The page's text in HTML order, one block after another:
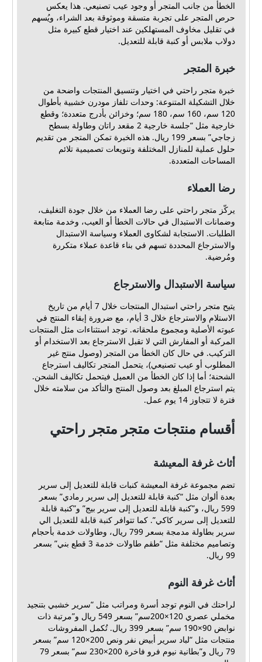
الخطأ من جانب المتجر أو وجود عيب تصنيعي. هذا يعكس
حرص المتجر على تجربة متسقة وموثوقة بعد الشراء، ويُسهم
في تقليل مخاوف المستهلكين عند اختيار قطع كبيرة مثل
دولاب ملابس أو كنبة قابلة للتعديل.
خبرة المتجر
خبرة متجر راحتي في اختيار وتنسيق المنتجات واضحة من
خلال التشكيلة المتنوعة: وحدات تلفاز مودرن خشبية بأطوال
120 سم، 160 سم، 180 سم؛ وخزائن بأدرج متعددة؛ وقطع
خارجية مثل “جلسة خارجية 2 مقعد راتان وطاولة بسطح
زجاجي” بسعر 199 ريال. هذه الخبرة تمكن المتجر من تقديم
حلول عملية للمنازل المختلفة وتنويعات تصميمية تلائم
المساحات المتعددة.
رضا العملاء
يركّز متجر راحتي على رضا العملاء من خلال جودة التغليف،
وضمانات الاستبدال في حالات الخطأ أو العيب، وخدمة متابعة
الطلبات. الاستجابة لشكاوى العملاء وسياسة الاستبدال
والاسترجاع المحددة تسهم في بناء قاعدة عملاء متكررة
ومُرضية.
سياسة الاستبدال والاسترجاع
يتيح متجر راحتي استبدال المنتجات خلال 7 أيام من تاريخ
الاستلام والاسترجاع خلال 3 أيام، مع ضرورة إبقاء المنتج في
عبوته الأصلية ومجموع ملحقاته. توجد استثناءات مثل المنتجات
المركبة أو المفارش التي لا تقبل الاسترجاع بعد الاستخدام أو
التركيب. في حال كان الخطأ من المتجر (وصول منتج غير
المطلوب أو عيب تصنيعي)، يتحمل المتجر تكاليف استرجاع
الشحنة؛ أما إذا كان الخطأ من العميل فيتحمل تكاليف الشحن.
يتم استرجاع المبلغ بعد وصول المنتج والتأكد من سلامته خلال
فترة لا تتجاوز 14 يوم عمل.
أقسام منتجات متجر متجر راحتي
أثاث غرفة المعيشة
تضم مجموعة غرفة المعيشة كنبات قابلة للتعديل إلى سرير
بعدة ألوان مثل “كنبة قابلة للتعديل إلى سرير رمادي” بسعر
599 ريال، و”كنبة قابلة للتعديل إلى سرير بيج” و”كنبة قابلة
للتعديل إلى سرير كاكي”. كما تتوافر كنبة قابلة للتعديل الي
سرير بطاولة مدمجة بسعر 799 ريال، وطاولات خدمة بأحجام
وتصاميم مختلفة مثل “طقم طاولات خدمة 3 قطع بني” بسعر
99 ريال.
أثاث غرفة النوم
لراحتك في النوم توجد أسرة ومراتب مثل “سرير خشبي بتنجيد
مخملي عصري 120×200سم” بسعر 549 ريال و”مرتبة ذات
نوابض 90×190 سم” بسعر 399 ريال. تُكمل المفروشات
منتجات مثل “لباد سرير أبيض نفر ونص 200×120 سم” بسعر
79 ريال و”بطانية نيوم فرو فاخرة 200×230 سم” بسعر 79